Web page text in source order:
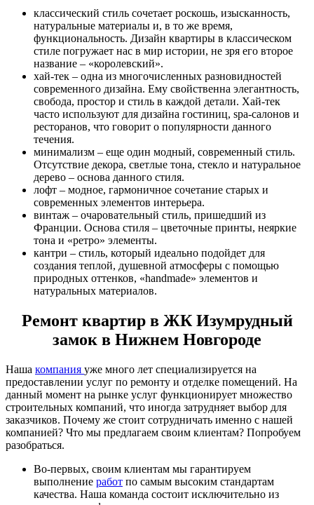
классический стиль сочетает роскошь, изысканность,
натуральные материалы и, в то же время,
функциональность. Дизайн квартиры в классическом
стиле погружает нас в мир истории, не зря его второе
название – «королевский».
хай-тек – одна из многочисленных разновидностей
современного дизайна. Ему свойственна элегантность,
свобода, простор и стиль в каждой детали. Хай-тек
часто используют для дизайна гостиниц, spa-салонов и
ресторанов, что говорит о популярности данного
течения.
минимализм – еще один модный, современный стиль.
Отсутствие декора, светлые тона, стекло и натуральное
дерево – основа данного стиля.
лофт – модное, гармоничное сочетание старых и
современных элементов интерьера.
винтаж – очаровательный стиль, пришедший из
Франции. Основа стиля – цветочные принты, неяркие
тона и «ретро» элементы.
кантри – стиль, который идеально подойдет для
создания теплой, душевной атмосферы с помощью
природных оттенков, «handmade» элементов и
натуральных материалов.
Ремонт квартир в ЖК Изумрудный
замок в Нижнем Новгороде
Наша компания уже много лет специализируется на
предоставлении услуг по ремонту и отделке помещений. На
данный момент на рынке услуг функционирует множество
строительных компаний, что иногда затрудняет выбор для
заказчиков. Почему же стоит сотрудничать именно с нашей
компанией? Что мы предлагаем своим клиентам? Попробуем
разобраться.
Во-первых, своим клиентам мы гарантируем
выполнение работ по самым высоким стандартам
качества. Наша команда состоит исключительно из